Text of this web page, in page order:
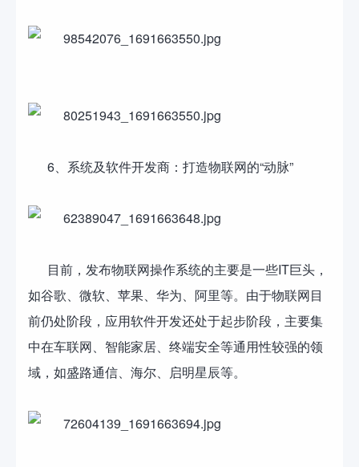
6、系统及软件开发商：打造物联网的“动脉”
目前，发布物联网操作系统的主要是一些IT巨头，
如谷歌、微软、苹果、华为、阿里等。由于物联网目
前仍处阶段，应用软件开发还处于起步阶段，主要集
中在车联网、智能家居、终端安全等通用性较强的领
域，如盛路通信、海尔、启明星辰等。